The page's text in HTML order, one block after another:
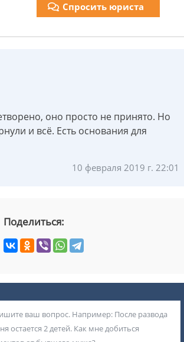
Спросить юриста
оно просто не принято. Но
и всё. Есть основания для
10 февраля 2019 г. 22:01
Поделиться: